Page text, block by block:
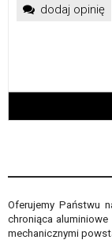
dodaj opinię
Oferujemy Państwu
chroniąca
mechanicznymi